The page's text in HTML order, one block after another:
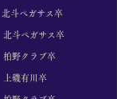
北斗ペガサス卒
北斗ペガサス卒
柏野クラブ卒
上磯有川卒